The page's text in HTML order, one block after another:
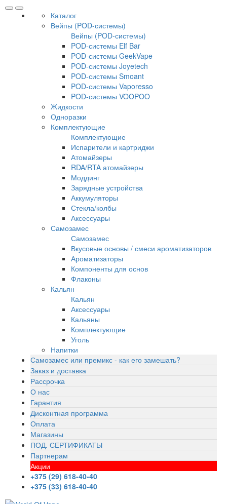
Каталог
Вейпы (POD-системы)
Вейпы (POD-системы)
POD-системы Elf Bar
POD-системы GeekVape
POD-системы Joyetech
POD-системы Smoant
POD-системы Vaporesso
POD-системы VOOPOO
Жидкости
Одноразки
Комплектующие
Комплектующие
Испарители и картриджи
Атомайзеры
RDA/RTA атомайзеры
Моддинг
Зарядные устройства
Аккумуляторы
Стекла/колбы
Аксессуары
Самозамес
Самозамес
Вкусовые основы / смеси ароматизаторов
Ароматизаторы
Компоненты для основ
Флаконы
Кальян
Кальян
Аксессуары
Кальяны
Комплектующие
Уголь
Напитки
Самозамес или премикс - как его замешать?
Заказ и доставка
Рассрочка
О нас
Гарантия
Дисконтная программа
Оплата
Магазины
ПОД. СЕРТИФИКАТЫ
Партнерам
Акции
+375 (29) 618-40-40
+375 (33) 618-40-40